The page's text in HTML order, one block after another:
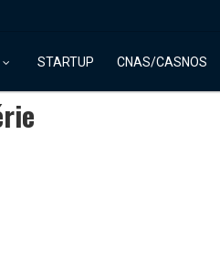
STARTUP CNAS/CASNOS